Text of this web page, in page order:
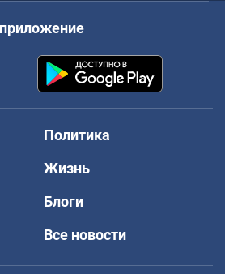
Политика
Жизнь
Блоги
Все новости